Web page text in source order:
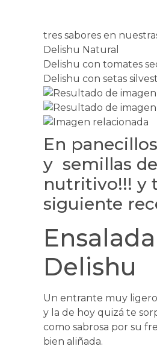
tres sabores en
Delishu Natural
Delishu con tomates
Delishu con setas
En
y semillas
nutritivo!!! y
siguiente
Delishu
Un entrante muy
y la de hoy quizá te
como sabrosa por su
bien aliñada.